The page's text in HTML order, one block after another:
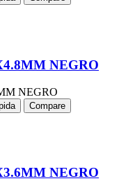
NEGRO
Compare
NEGRO